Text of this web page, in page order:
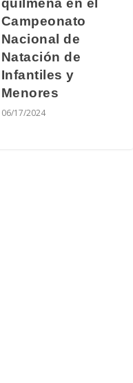
quilmeña en el
Campeonato
Nacional de
Natación de
Infantiles y
Menores
06/17/2024